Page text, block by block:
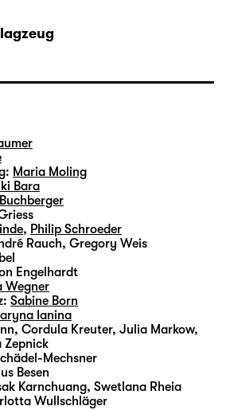
Maria Moling
Bara
, Philip Schroeder
Rauch, Gregory Weis
Engelhardt
Wegner
Sabine Born
Ianina
Cordula Kreuter, Julia Markow,
Zepnick
Mechsner
Besen
Karnchuang, Swetlana Rheia
Wullschläger